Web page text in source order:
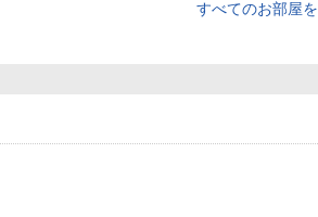
すべてのお部屋